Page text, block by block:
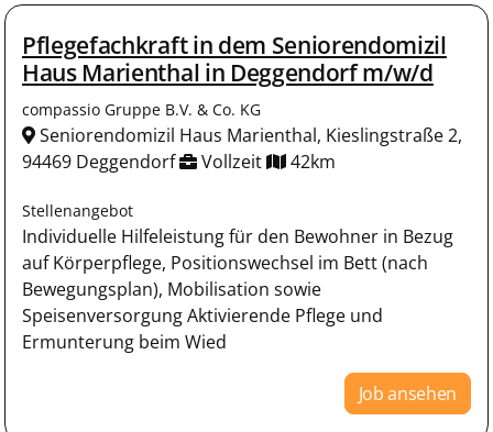
Pflegefachkraft in dem Seniorendomizil
Haus Marienthal in Deggendorf m/w/d
compassio Gruppe B.V. & Co. KG
Seniorendomizil Haus Marienthal, Kieslingstraße 2,
94469 Deggendorf
Vollzeit 42km
Stellenangebot
Individuelle Hilfeleistung für den Bewohner in Bezug
auf Körperpflege, Positionswechsel im Bett (nach
Bewegungsplan), Mobilisation sowie
Speisenversorgung Aktivierende Pflege und
Ermunterung beim Wied
Job ansehen